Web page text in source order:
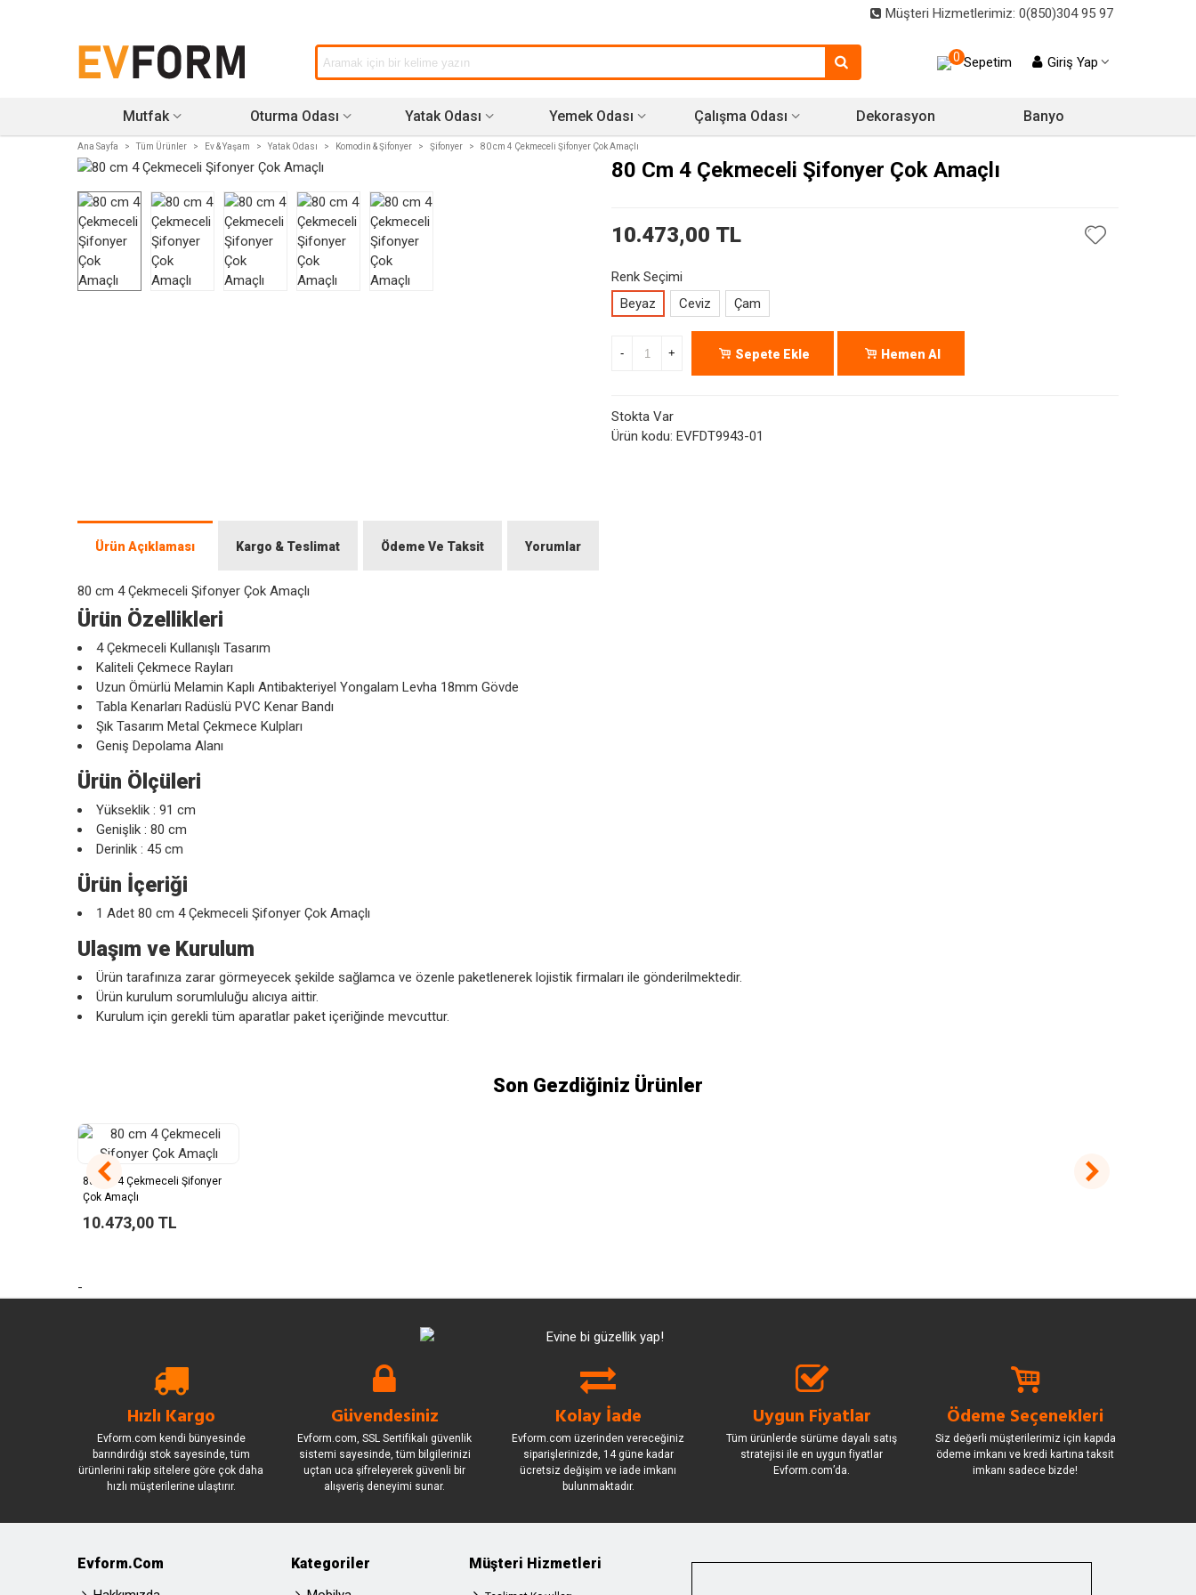
Müşteri Hizmetlerimiz: 0(850)304 95 97
0 Sepetim Giriş Yap
Mutfak Oturma Odası Yatak Odası Yemek Odası Çalışma Odası Dekorasyon Banyo
Ana Sayfa > Tüm Ürünler > Ev & Yaşam > Yatak Odası > Komodin & Şifonyer > Şifonyer > 80 cm 4 Çekmeceli Şifonyer Çok Amaçlı
80 Cm 4 Çekmeceli Şifonyer Çok Amaçlı
10.473,00 TL
Renk Seçimi
Beyaz
Ceviz Çam
- + Sepete Ekle Hemen Al
Stokta Var
Ürün kodu: EVFDT9943-01
Ürün Açıklaması Kargo & Teslimat Ödeme Ve Taksit Yorumlar
80 cm 4 Çekmeceli Şifonyer Çok Amaçlı
Ürün Özellikleri
4 Çekmeceli Kullanışlı Tasarım
Kaliteli Çekmece Rayları
Uzun Ömürlü Melamin Kaplı Antibakteriyel Yongalam Levha 18mm Gövde
Tabla Kenarları Radüslü PVC Kenar Bandı
Şık Tasarım Metal Çekmece Kulpları
Geniş Depolama Alanı
Ürün Ölçüleri
Yükseklik : 91 cm
Genişlik : 80 cm
Derinlik : 45 cm
Ürün İçeriği
1 Adet 80 cm 4 Çekmeceli Şifonyer Çok Amaçlı
Ulaşım ve Kurulum
Ürün tarafınıza zarar görmeyecek şekilde sağlamca ve özenle paketlenerek lojistik firmaları ile gönderilmektedir.
Ürün kurulum sorumluluğu alıcıya aittir.
Kurulum için gerekli tüm aparatlar paket içeriğinde mevcuttur.
Son Gezdiğiniz Ürünler
80 Cm 4 Çekmeceli Şifonyer
Çok Amaçlı
10.473,00 TL
-
Hızlı Kargo
Evform.com kendi bünyesinde
barındırdığı stok sayesinde, tüm
ürünlerini rakip sitelere göre çok daha
hızlı müşterilerine ulaştırır.
Güvendesiniz
Evform.com, SSL Sertifikalı güvenlik
sistemi sayesinde, tüm bilgilerinizi
uçtan uca şifreleyerek güvenli bir
alışveriş deneyimi sunar.
Kolay İade
Evform.com üzerinden vereceğiniz
siparişlerinizde, 14 güne kadar
ücretsiz değişim ve iade imkanı
bulunmaktadır.
Uygun Fiyatlar
Tüm ürünlerde sürüme dayalı satış
stratejisi ile en uygun fiyatlar
Evform.com’da.
Ödeme Seçenekleri
Siz değerli müşterilerimiz için kapıda
ödeme imkanı ve kredi kartına taksit
imkanı sadece bizde!
Evform.com Kategoriler Müşteri Hizmetleri